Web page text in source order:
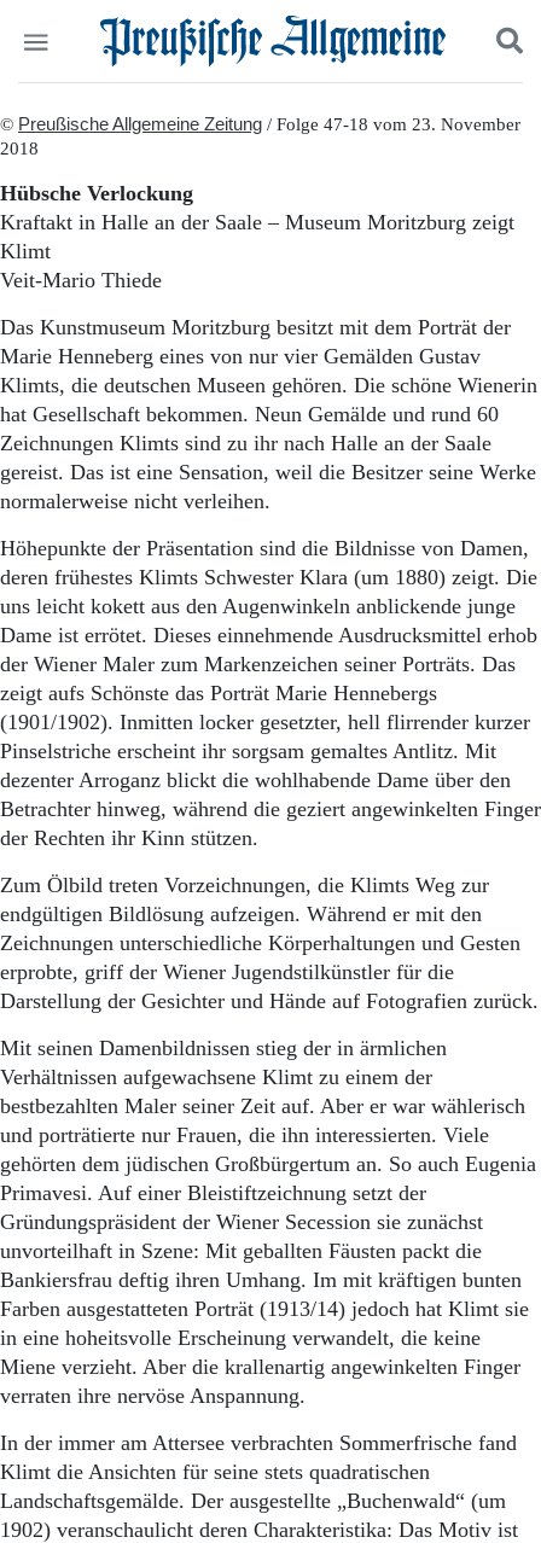
Start
Aktuelle Ausgabe
Abonnenten-Login
Abonnent werden
Abo Prämien
Archiv
Mediadaten
Politik
Gesellschaft
Pommern
Berlin-Brandenburg
Schlesien
Danzig und Westpreußen
Bücher
Kontakt
Impressum
Datenschutz
Suchen und finden
© Preußische Allgemeine Zeitung / Folge 47-18 vom 23. November
2018
Hübsche Verlockung
Kraftakt in Halle an der Saale – Museum Moritzburg zeigt
Klimt
Veit-Mario Thiede
Das Kunstmuseum Moritzburg besitzt mit dem Porträt der
Marie Henneberg eines von nur vier Gemälden Gustav
Klimts, die deutschen Museen gehören. Die schöne Wienerin
hat Gesellschaft bekommen. Neun Gemälde und rund 60
Zeichnungen Klimts sind zu ihr nach Halle an der Saale
gereist. Das ist eine Sensation, weil die Besitzer seine Werke
normalerweise nicht verleihen.
Höhepunkte der Präsentation sind die Bildnisse von Damen,
deren frühestes Klimts Schwester Klara (um 1880) zeigt. Die
uns leicht kokett aus den Augenwinkeln anblickende junge
Dame ist errötet. Dieses einnehmende Ausdrucksmittel erhob
der Wiener Maler zum Markenzeichen seiner Porträts. Das
zeigt aufs Schönste das Porträt Marie Hennebergs
(1901/1902). Inmitten locker ge­setzter, hell flirrender kurzer
Pinselstriche erscheint ihr sorgsam gemaltes Antlitz. Mit
dezenter Arroganz blickt die wohlhabende Dame über den
Betrachter hinweg, während die geziert angewinkelten Finger
der Rechten ihr Kinn stützen.
Zum Ölbild treten Vorzeichnungen, die Klimts Weg zur
endgültigen Bildlösung aufzeigen. Während er mit den
Zeichnungen unterschiedliche Körperhaltungen und Gesten
erprobte, griff der Wiener Jugendstilkünstler für die
Darstellung der Gesichter und Hände auf Fotografien zurück.
Mit seinen Damenbildnissen stieg der in ärmlichen
Verhältnissen aufgewachsene Klimt zu einem der
bestbezahlten Maler seiner Zeit auf. Aber er war wählerisch
und porträtierte nur Frauen, die ihn interessierten. Viele
gehörten dem jüdischen Großbürgertum an. So auch Eugenia
Primavesi. Auf einer Bleistiftzeichnung setzt der
Gründungspräsident der Wiener Secession sie zunächst
unvorteilhaft in Szene: Mit geballten Fäusten packt die
Bankiersfrau deftig ihren Umhang. Im mit kräftigen bunten
Farben ausgestatteten Porträt (1913/14) jedoch hat Klimt sie
in eine hoheitsvolle Erscheinung verwandelt, die keine
Miene verzieht. Aber die krallenartig angewinkelten Finger
verraten ihre nervöse Anspannung.
In der immer am Attersee verbrachten Sommerfrische fand
Klimt die Ansichten für seine stets quadratischen
Landschaftsgemälde. Der ausgestellte „Bu­chenwald“ (um
1902) veranschaulicht deren Charakteristika: Das Motiv ist